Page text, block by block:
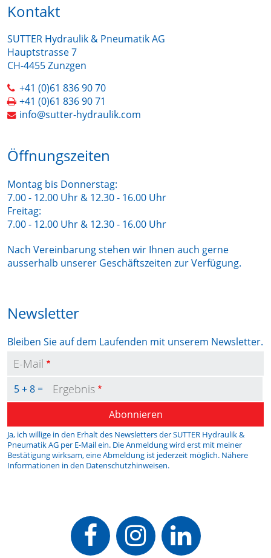
Kontakt
SUTTER Hydraulik & Pneumatik AG
Hauptstrasse 7
CH-4455 Zunzgen
+41 (0)61 836 90 70
+41 (0)61 836 90 71
info@sutter-hydraulik.com
Öffnungszeiten
Montag bis Donnerstag:
7.00 - 12.00 Uhr & 12.30 - 16.00 Uhr
Freitag:
7.00 - 12.00 Uhr & 12.30 - 16.00 Uhr
Nach Vereinbarung stehen wir Ihnen auch gerne
ausserhalb unserer Geschäftszeiten zur Verfügung.
Newsletter
E-Mail
Bleiben Sie auf dem Laufenden mit unserem Newsletter.
Ergebnis
5 + 8 =
Abonnieren
Ja, ich willige in den Erhalt des Newsletters der SUTTER Hydraulik &
Pneumatik AG per E-Mail ein. Die Anmeldung wird erst mit meiner
Bestätigung wirksam, eine Abmeldung ist jederzeit möglich. Nähere
Informationen in den Datenschutzhinweisen.